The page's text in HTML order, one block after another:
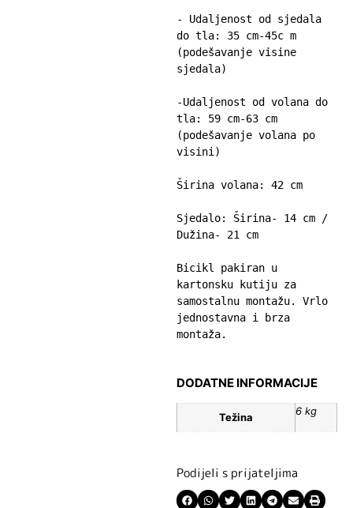
- Udaljenost od sjedala
do tla: 35 cm-45c m
(podešavanje visine
sjedala)
-Udaljenost od volana do
tla: 59 cm-63 cm
(podešavanje volana po
visini)
Širina volana: 42 cm
Sjedalo: Širina- 14 cm /
Dužina- 21 cm
Bicikl pakiran u
kartonsku kutiju za
samostalnu montažu. Vrlo
jednostavna i brza
montaža.
DODATNE INFORMACIJE
Težina 6 kg
Podijeli s prijateljima